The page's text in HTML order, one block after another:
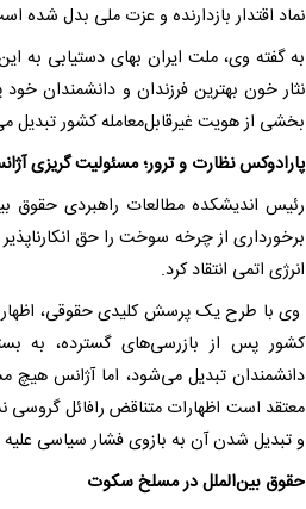
نماد اقتدار بازدارنده و عزت ملی بدل شده
به گفته وی، ملت ایران بهای دستیابی به
نثار خون بهترین فرزندان و دانشمندان
بخشی از هویت غیرقابل‌معامله کشور تبدیل
پارادوکس نظارت و ترور؛ مسئولیت گریزی
برخورداری از چرخه سوخت را حق
انرژی اتمی انتقاد کرد.
وی با طرح یک پرسش کلیدی حقوقی،
کشور پس از بازرسی‌های گسترده، به
دانشمندان تبدیل می‌شود، اما آژانس هیچ
معتقد است اظهارات متناقض رافائل گروسی
و تبدیل شدن آن به بازوی فشار سیاسی
حقوق بین‌الملل در مسلخ سکوت